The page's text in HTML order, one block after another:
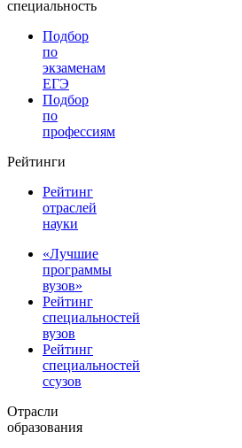
специальность
Подбор
по
экзаменам
ЕГЭ
Подбор
по
профессиям
Рейтинги
Рейтинг
отраслей
науки
«Лучшие
программы
вузов»
Рейтинг
специальностей
вузов
Рейтинг
специальностей
ссузов
Отрасли
образования